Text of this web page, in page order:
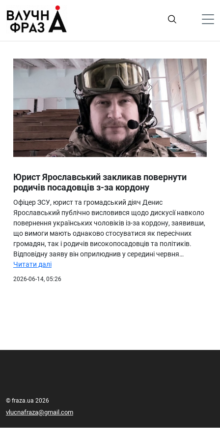
содержимому
Гроші
Лайфстайл
ТехноНаука
Людина
Ukraine
Про нас
Юрист Ярославський закликав повернути
родичів посадовців з-за кордону
Офіцер ЗСУ, юрист та громадський діяч Денис
Ярославський публічно висловився щодо дискусії навколо
повернення українських чоловіків із-за кордону, заявивши,
що вимоги мають однаково стосуватися як пересічних
громадян, так і родичів високопосадовців та політиків.
Відповідну заяву він оприлюднив у середині червня…
Читати далі
2026-06-14, 05:26
© fraza.ua 2026
vlucnafraza@gmail.com